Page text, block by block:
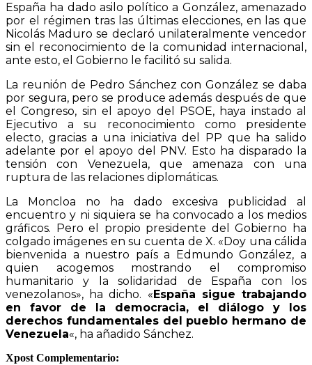
España ha dado asilo político a González, amenazado
por el régimen tras las últimas elecciones, en las que
Nicolás Maduro se declaró unilateralmente vencedor
sin el reconocimiento de la comunidad internacional,
ante esto, el Gobierno le facilitó su salida.
La reunión de Pedro Sánchez con González se daba
por segura, pero se produce además después de que
el Congreso, sin el apoyo del PSOE, haya instado al
Ejecutivo a su reconocimiento como presidente
electo, gracias a una iniciativa del PP que ha salido
adelante por el apoyo del PNV. Esto ha disparado la
tensión con Venezuela, que amenaza con una
ruptura de las relaciones diplomáticas.
La Moncloa no ha dado excesiva publicidad al
encuentro y ni siquiera se ha convocado a los medios
gráficos. Pero el propio presidente del Gobierno ha
colgado imágenes en su cuenta de X. «Doy una cálida
bienvenida a nuestro país a Edmundo González, a
quien acogemos mostrando el compromiso
humanitario y la solidaridad de España con los
venezolanos», ha dicho. « España sigue trabajando
en favor de la democracia, el diálogo y los
derechos fundamentales del pueblo hermano de
Venezuela«, ha añadido Sánchez.
Xpost Complementario: